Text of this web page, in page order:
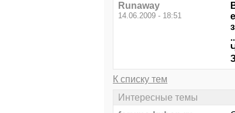
Runaway
14.06.2009 - 18:51
К списку тем
Интересные темы